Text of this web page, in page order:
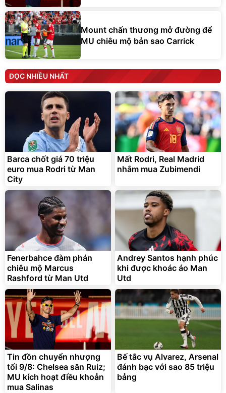
Mount chấn thương mở đường để
MU chiêu mộ bản sao Carrick
ĐỌC NHIỀU NHẤT
Barca chốt giá 70 triệu
euro mua Rodri từ Man
City
Mất Rodri, Real Madrid
nhắm mua Zubimendi
Fenerbahce đàm phán
chiêu mộ Marcus
Rashford từ Man Utd
Andrey Santos hạnh phúc
khi được khoác áo Man
Utd
Tin đồn chuyển nhượng
tối 9/8: Chelsea săn Ruiz;
MU kích hoạt điều khoản
mua Salinas
Bế tắc vụ Alvarez, Arsenal
đánh bạc với sao 85 triệu
bảng